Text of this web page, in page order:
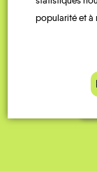
popularité et à